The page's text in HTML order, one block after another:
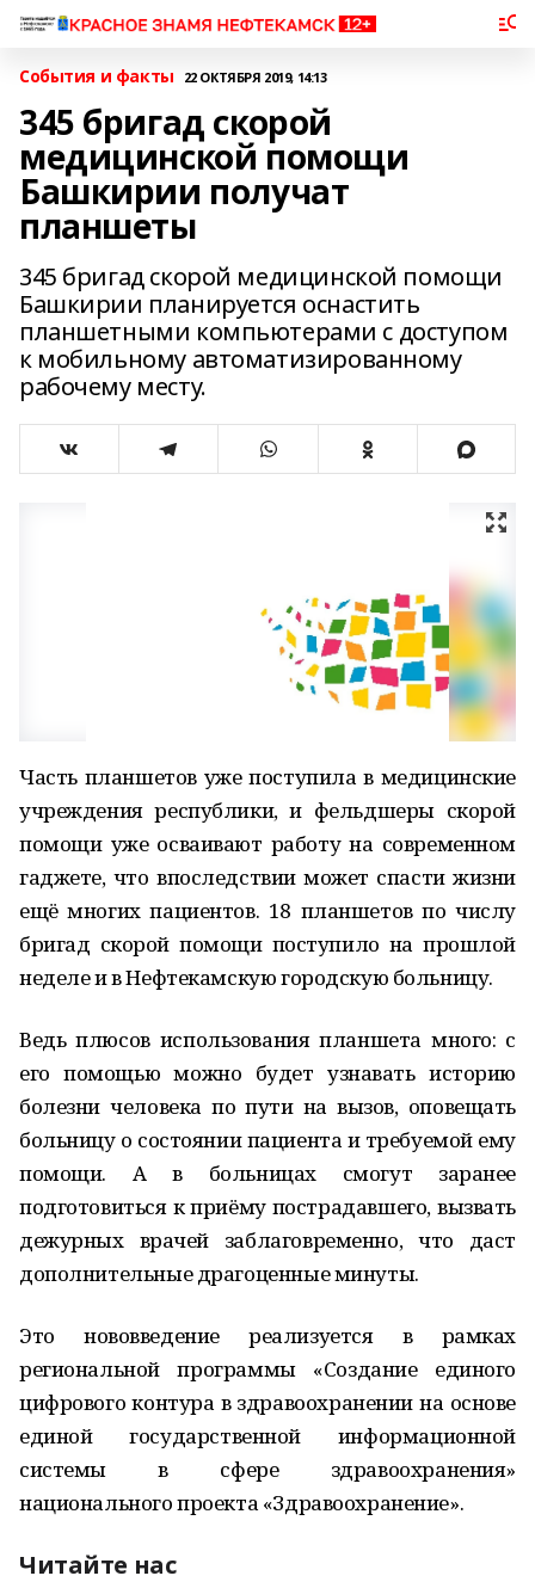
События и факты 22 ОКТЯБРЯ 2019, 14:13
345 бригад скорой
медицинской помощи
Башкирии получат
планшеты
345 бригад скорой медицинской помощи
Башкирии планируется оснастить
планшетными компьютерами с доступом
к мобильному автоматизированному
рабочему месту.
Часть планшетов уже поступила в медицинские
учреждения республики, и фельдшеры скорой
помощи уже осваивают работу на современном
гаджете, что впоследствии может спасти жизни
ещё многих пациентов. 18 планшетов по числу
бригад скорой помощи поступило на прошлой
неделе и в Нефтекамскую городскую больницу.
Ведь плюсов использования планшета много: с
его помощью можно будет узнавать историю
болезни человека по пути на вызов, оповещать
больницу о состоянии пациента и требуемой ему
помощи. А в больницах смогут заранее
подготовиться к приёму пострадавшего, вызвать
дежурных врачей заблаговременно, что даст
дополнительные драгоценные минуты.
Это нововведение реализуется в рамках
региональной программы «Создание единого
цифрового контура в здравоохранении на основе
единой государственной информационной
системы в сфере здравоохранения»
национального проекта «Здравоохранение».
Читайте нас